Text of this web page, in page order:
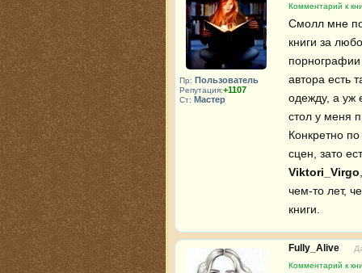
Пр: Пользователь
Репутация:+1107
Ст: Мастер
Комментарий к
Смолл мне
книги за
порнографии
автора есть
одежду, а уж
стол у меня
Конкретно по
Viktori_Virgo
чем-то лет,
книги.
Fully_Alive
Комментарий к